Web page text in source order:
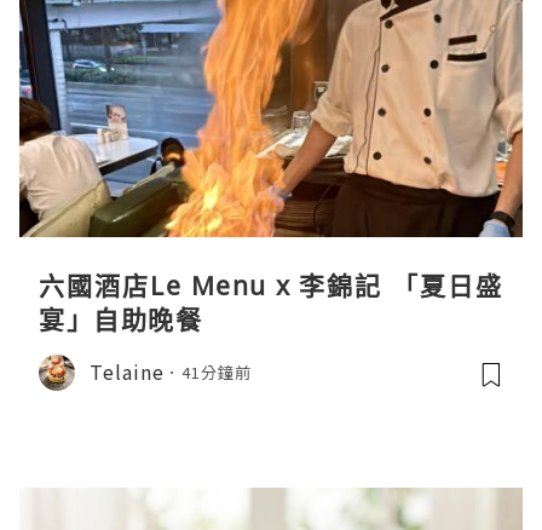
六國酒店Le Menu x 李錦記 「夏日盛
宴」自助晚餐
Telaine 41分鐘前